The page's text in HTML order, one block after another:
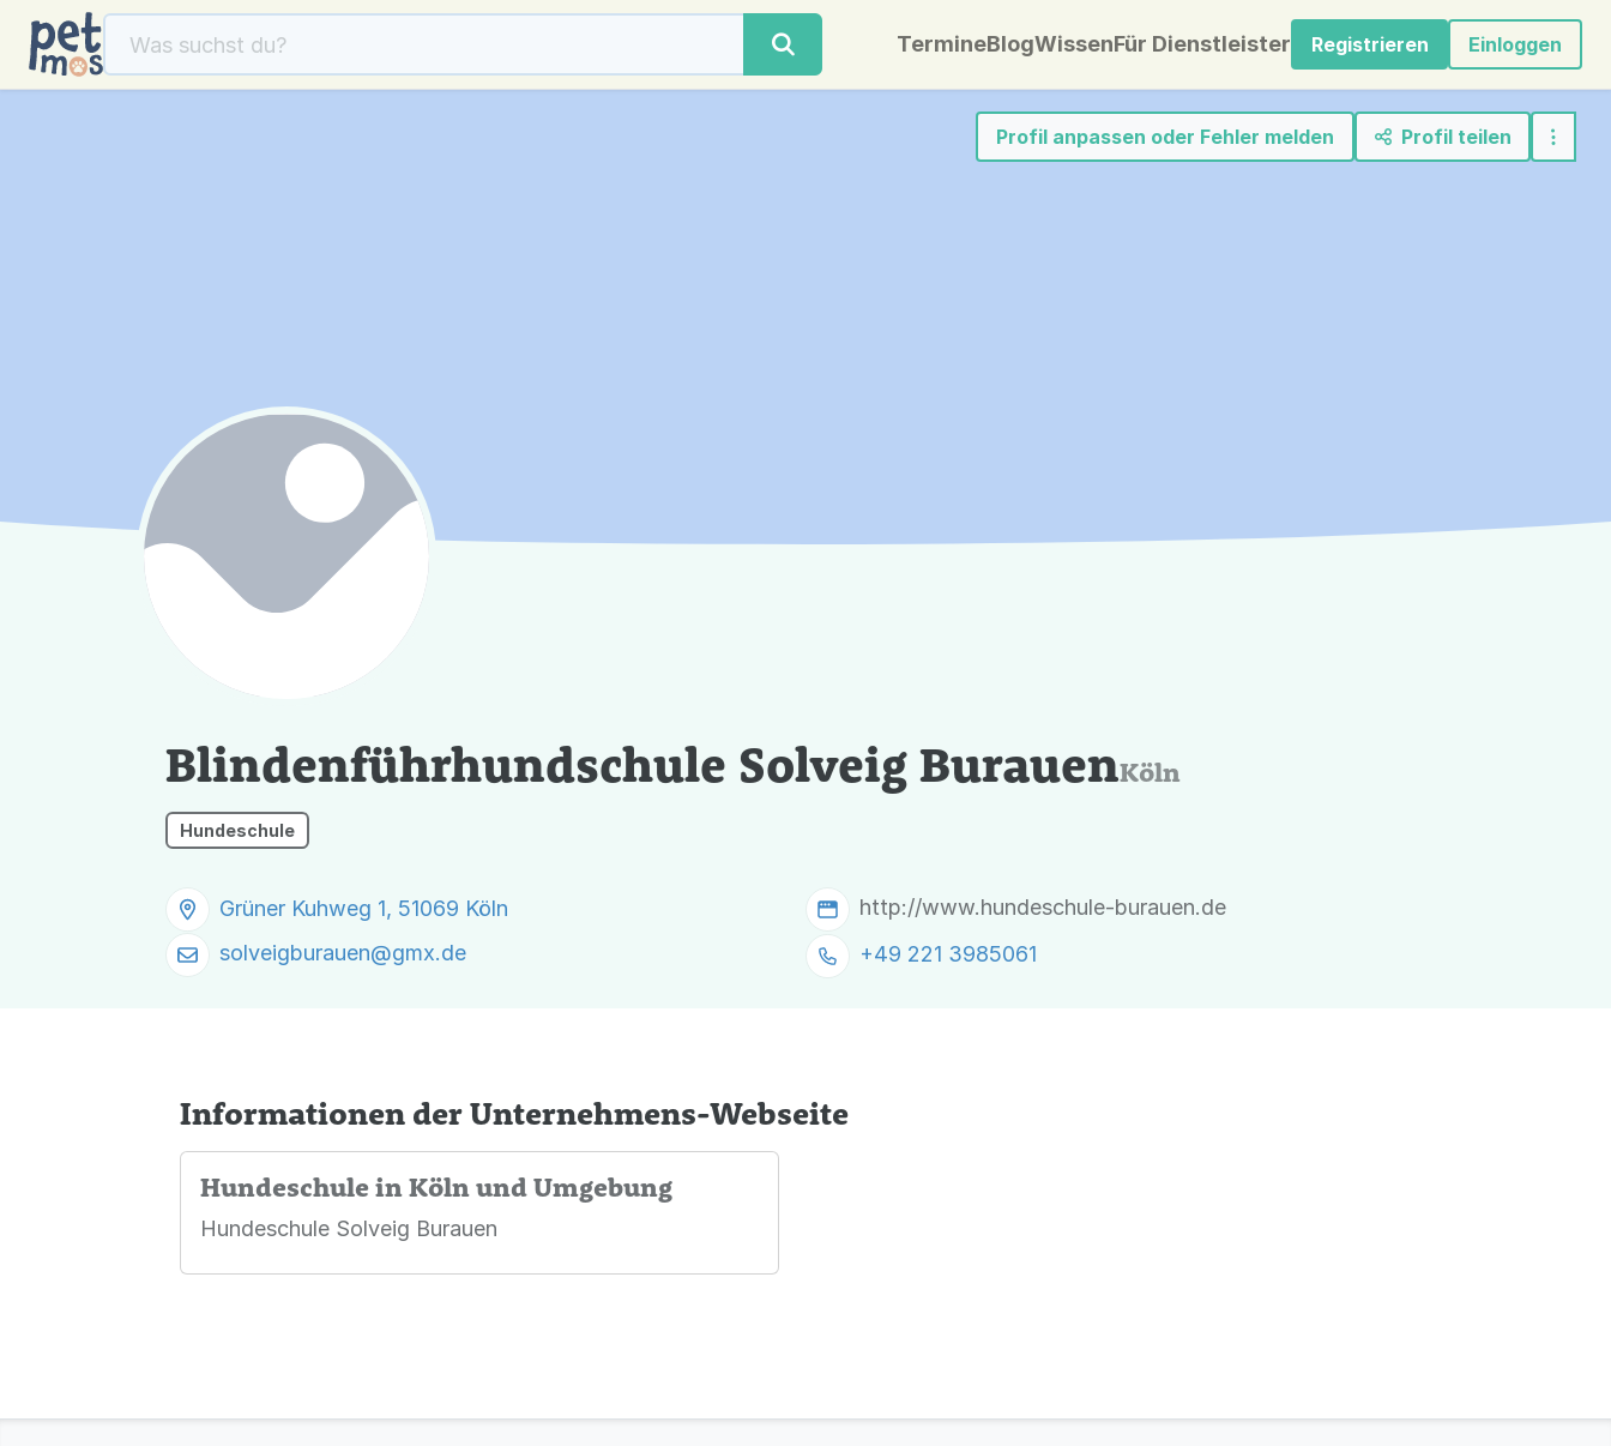
TermineBlogWissenFür Dienstleister Registrieren Einloggen
Profil anpassen oder Fehler melden Profil teilen
Blindenführhundschule Solveig BurauenKöln
Hundeschule
Grüner Kuhweg 1, 51069 Köln
http://www.hundeschule-burauen.de
solveigburauen@gmx.de +49 221 3985061
Informationen der Unternehmens-Webseite
Hundeschule in Köln und Umgebung
Hundeschule Solveig Burauen